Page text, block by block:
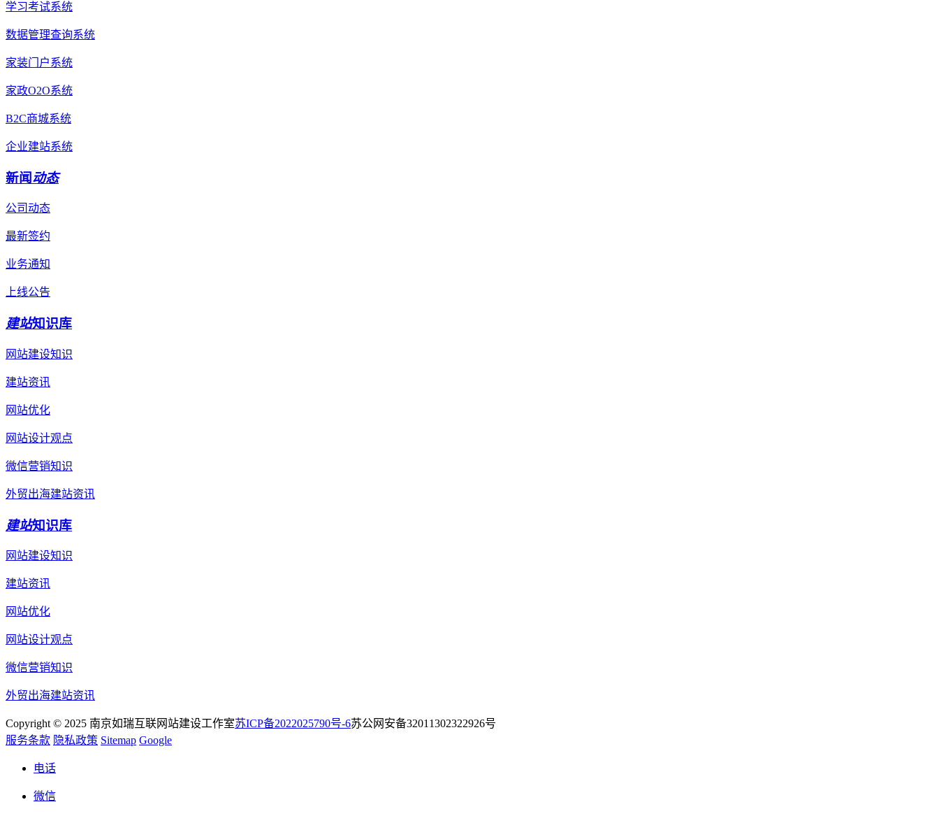
学习考试系统
数据管理查询系统
家装门户系统
家政O2O系统
B2C商城系统
企业建站系统
新闻动态
公司动态
最新签约
业务通知
上线公告
建站知识库
网站建设知识
建站资讯
网站优化
网站设计观点
微信营销知识
外贸出海建站资讯
建站知识库
网站建设知识
建站资讯
网站优化
网站设计观点
微信营销知识
外贸出海建站资讯
Copyright © 2025 南京如瑞互联网站建设工作室苏ICP备2022025790号-6苏公网安备32011302322926号
服务条款 隐私政策 Sitemap Google
电话
微信